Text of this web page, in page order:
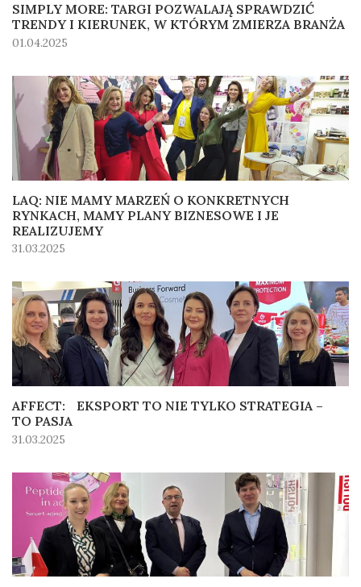
SIMPLY MORE: TARGI POZWALAJĄ SPRAWDZIĆ
TRENDY I KIERUNEK, W KTÓRYM ZMIERZA BRANŻA
01.04.2025
LAQ: NIE MAMY MARZEŃ O KONKRETNYCH
RYNKACH, MAMY PLANY BIZNESOWE I JE
REALIZUJEMY
31.03.2025
AFFECT: EKSPORT TO NIE TYLKO STRATEGIA –
TO PASJA
31.03.2025